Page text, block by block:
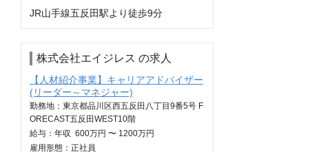
JR山手線五反田駅より徒歩9分
株式会社エイジレス の求人
【人材紹介事業】キャリアアドバイザー
(リーダー～マネジャー)
勤務地：東京都品川区西五反田八丁目9番5号 F
ORECAST五反田WEST10階
給与： 年収 600万円 〜 1200万円
雇用形態：正社員